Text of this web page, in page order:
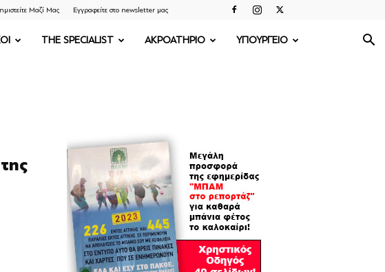
Μαζί Μας Εγγραφείτε στο newsletter μας
THE SPECIALIST ΑΚΡΟΑΤΗΡΙΟ ΥΠΟΥΡΓΕΙΟ